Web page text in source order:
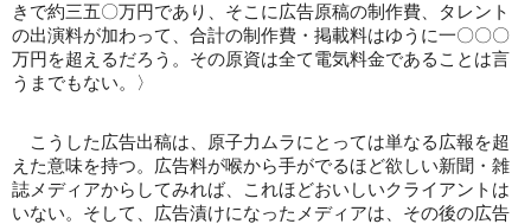
きで約三五〇万円であり、そこに広告原稿の制作費、タレント
の出演料が加わって、合計の制作費・掲載料はゆうに一〇〇〇
万円を超えるだろう。その原資は全て電気料金であることは言
うまでもない。〉
こうした広告出稿は、原子力ムラにとっては単なる広報を超
えた意味を持つ。広告料が喉から手がでるほど欲しい新聞・雑
誌メディアからしてみれば、これほどおいしいクライアントは
いない。そして、広告漬けになったメディアは、その後の広告